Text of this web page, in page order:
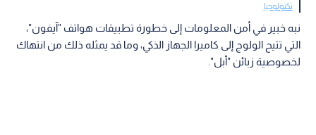
تكنولوجيا
نبه خبير في أمن المعلومات إلى خطورة تطبيقات هواتف "آيفون"،
التي تتيح الولوج إلى كاميرا الجهاز الذكي، وما قد يمثله ذلك من انتهاك
لخصوصية زبائن "أبل".